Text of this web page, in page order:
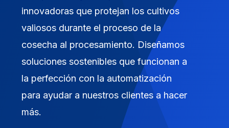
innovadoras que protejan los cultivos
valiosos durante el proceso de la
cosecha al procesamiento. Diseñamos
soluciones sostenibles que funcionan a
la perfección con la automatización
para ayudar a nuestros clientes a hacer
más.